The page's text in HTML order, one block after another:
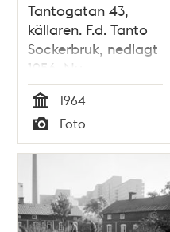
Tantogatan 43,
källaren. F.d. Tanto
Sockerbruk, nedlagt
1956. Nu
Tantogatan 73, kv.
Kulltorp
Tid
1964
Typ
Foto